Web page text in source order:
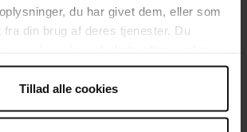
du har givet dem, eller som
fra din brug af deres tjenester. Du
Tillad alle cookies